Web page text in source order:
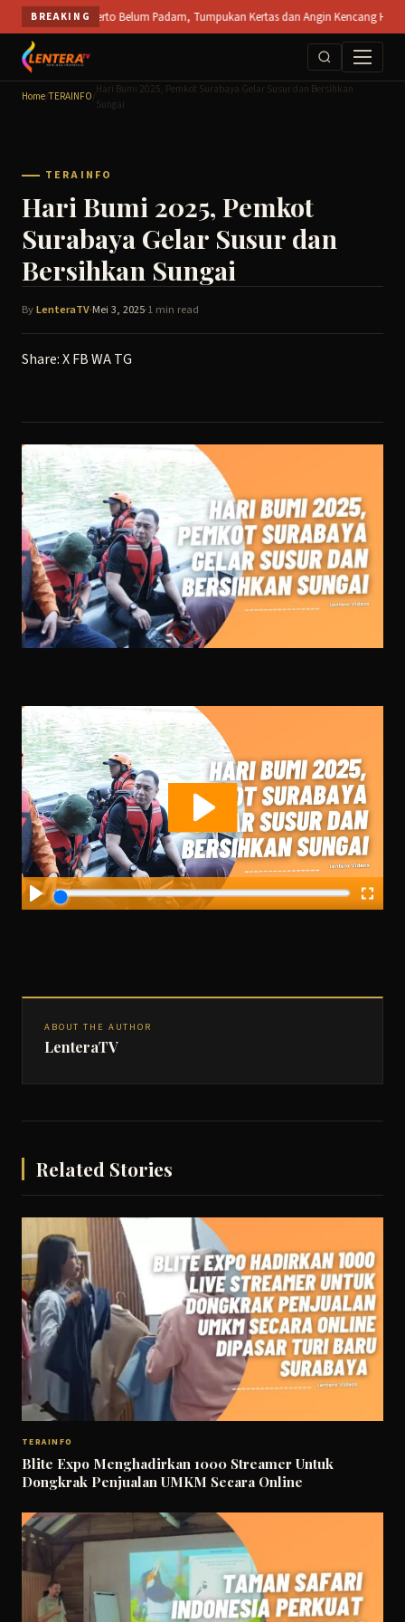
Skip
to
content
BREAKING
PT SPS Mojokerto Belum Padam, Tumpukan Kertas dan Angin Kencang
Home /TERAINFO
Hari Bumi 2025, Pemkot Surabaya Gelar Susur dan Bersihkan
Sungai
TERAINFO
Hari Bumi 2025, Pemkot
Surabaya Gelar Susur dan
Bersihkan Sungai
ByLenteraTV·Mei 3, 2025·1 min read
Share:XFBWATG
ABOUT THE AUTHOR
LenteraTV
Related Stories
TERAINFO
Blite Expo Menghadirkan 1000 Streamer Untuk
Dongkrak Penjualan UMKM Secara Online